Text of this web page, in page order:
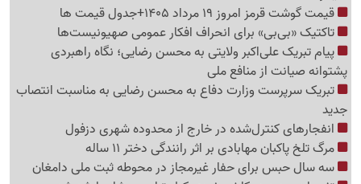
قیمت گوشت قرمز امروز 19 مرداد 1405+جدول قیمت ها
تاکتیک «بی‌بی» برای انحراف افکار عمومی صهیونیست‌ها
پیام تبریک علی‌اکبر ولایتی به محسن رضایی؛ نگاه راهبردی
پشتوانه صیانت از منافع ملی
تبریک سرپرست وزارت دفاع به محسن رضایی به مناسبت انتصاب
جدید
انفجارهای کنترل‌شده در خارج از محدوده شهری دزفول
مرگ تلخ پاکبان مهابادی بر اثر رانندگی دختر 11 ساله
سه سال حبس برای حفار غیرمجاز در محوطه ثبت ملی دامغان